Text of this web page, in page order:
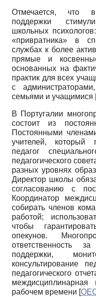
Отмечается, что
поддержки
школьных
«привратника» в
службах к более
прямые и
основанных на
практик для всех
с
семьями и учащимися
В Португалии
состоит из
Постоянными
учителей, который
педагог
педагогического
разных уровнях
Директор школы
согласованию с
Координатор
собирать членов
работой;
чтобы
опекунов.
ответственность
поддержки,
консультирование
педагогического
рабочем времени [